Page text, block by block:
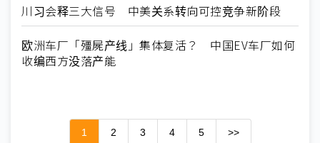
川习会释三大信号 中美关系转向可控竞争新阶段
欧洲车厂「殭屍产线」集体复活？ 中国EV车厂如何
收编西方没落产能
1 2 3 4 5 >>